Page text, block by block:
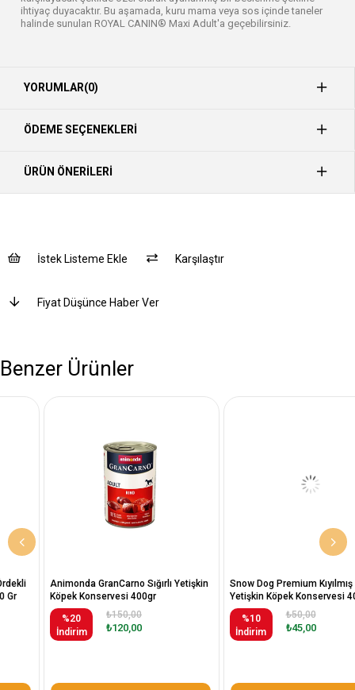
ihtiyaç duyacaktır. Bu aşamada, kuru mama veya sos içinde taneler
halinde sunulan ROYAL CANIN® Maxi Adult'a geçebilirsiniz.
YORUMLAR(0)
ÖDEME SEÇENEKLERI
ÜRÜN ÖNERILERI
İstek Listeme Ekle Karşılaştır
Fiyat Düşünce Haber Ver
Benzer Ürünler
Animonda GranCarno Sığırlı Yetişkin
Köpek Konservesi 400gr
₺120,00
₺150,00
Snow Dog Premium Kıyılmış Kuzulu
Yetişkin Köpek Konservesi 400 Gr
₺45,00
₺50,00